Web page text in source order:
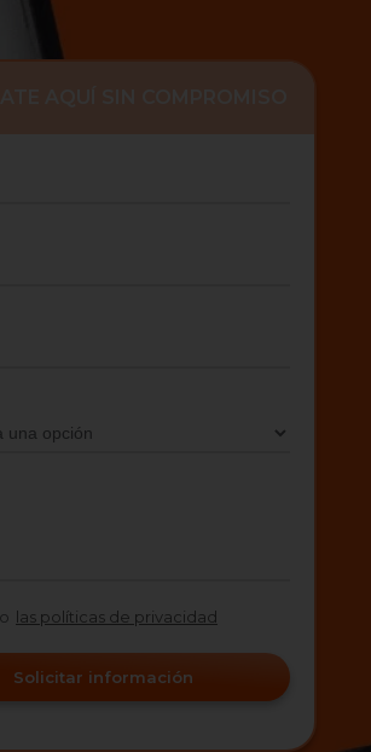
las políticas de privacidad
Solicitar información